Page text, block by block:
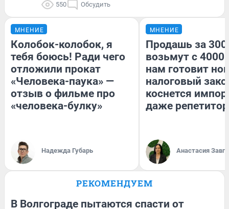
550 Обсудить
МНЕНИЕ
Колобок-колобок, я
тебя боюсь! Ради чего
отложили прокат
«Человека-паука» —
отзыв о фильме про
«человека-булку»
Надежда Губарь
МНЕНИЕ
Продашь за
возьмут с
нам готовит
налоговый
коснется
даже
Анастасия
РЕКОМЕНДУЕМ
В Волгограде пытаются спасти от